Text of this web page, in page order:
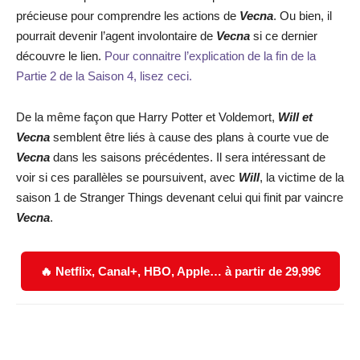
précieuse pour comprendre les actions de Vecna. Ou bien, il
pourrait devenir l’agent involontaire de Vecna si ce dernier
découvre le lien. Pour connaitre l’explication de la fin de la
Partie 2 de la Saison 4, lisez ceci.
De la même façon que Harry Potter et Voldemort, Will et
Vecna semblent être liés à cause des plans à courte vue de
Vecna dans les saisons précédentes. Il sera intéressant de
voir si ces parallèles se poursuivent, avec Will, la victime de la
saison 1 de Stranger Things devenant celui qui finit par vaincre
Vecna.
🔥 Netflix, Canal+, HBO, Apple… à partir de 29,99€